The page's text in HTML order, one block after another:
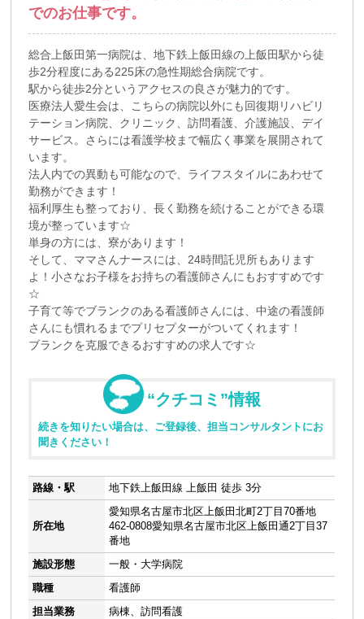
でのお仕事です。
総合上飯田第一病院は、地下鉄上飯田線の上飯田駅から徒
歩2分程度にある225床の急性期総合病院です。
駅から徒歩2分というアクセスの良さが魅力的です。
医療法人愛生会は、こちらの病院以外にも回復期リハビリ
テーション病院、クリニック、訪問看護、介護施設、デイ
サービス。さらには看護学校まで幅広く事業を展開されて
います。
法人内での異動も可能なので、ライフスタイルにあわせて
勤務ができます！
福利厚生も整っており、長く勤務を続けることができる環
境が整っています☆
単身の方には、寮があります！
そして、ママさんナースには、24時間託児所もあります
よ！小さなお子様をお持ちの看護師さんにもおすすめです
☆
子育て等でブランクのある看護師さんには、中途の看護師
さんにも慣れるまでプリセプターがついてくれます！
ブランクを克服できるおすすめの求人です☆
“クチコミ”情報
続きを知りたい場合は、ご登録後、担当コンサルタントにお
聞きください！
路線・駅 地下鉄上飯田線 上飯田 徒歩 3分
所在地
愛知県名古屋市北区上飯田北町2丁目70番地
462-0808愛知県名古屋市北区上飯田通2丁目37
番地
施設形態
一般・大学病院
職種
看護師
担当業務
病棟、訪問看護